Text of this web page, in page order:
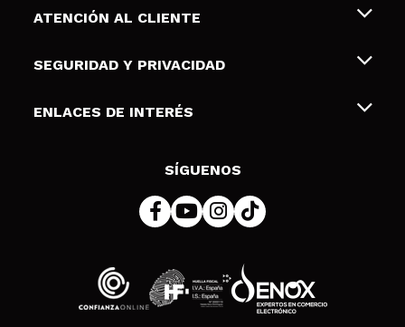
Sobre nosotros
Tarjetas de Regalo
ATENCIÓN AL CLIENTE
Envíos y devoluciones
Formas de pago
SEGURIDAD Y PRIVACIDAD
Terminos y condiciones de uso
Política de cookies
ENLACES DE INTERÉS
SÍGUENOS